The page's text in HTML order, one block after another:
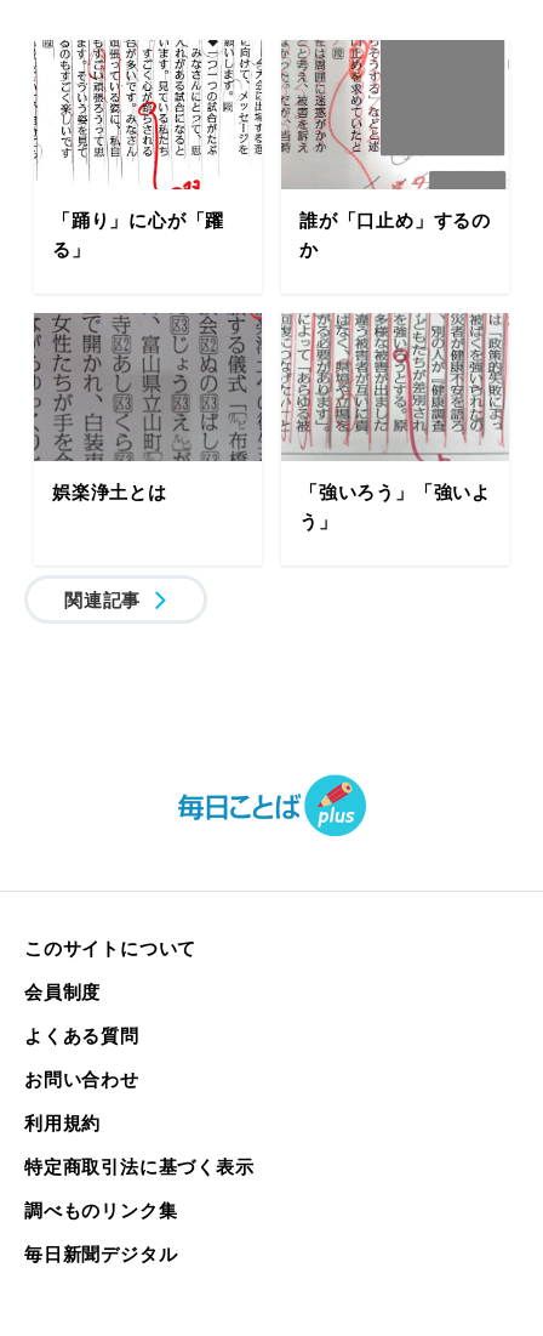
「踊り」に心が「躍
る」
誰が「口止め」するの
か
娯楽浄土とは
「強いろう」「強いよ
う」
関連記事
このサイトについて
会員制度
よくある質問
お問い合わせ
利用規約
特定商取引法に基づく表示
調べものリンク集
毎日新聞デジタル